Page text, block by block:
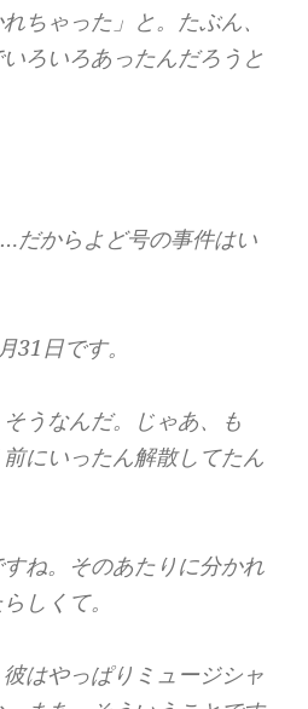
ちゃった」と。たぶん、
ろいろあったんだろうと
からよど号の事件はい
日です。
うなんだ。じゃあ、も
にいったん解散してたん
。そのあたりに分かれ
しくて。
はやっぱりミュージシャ